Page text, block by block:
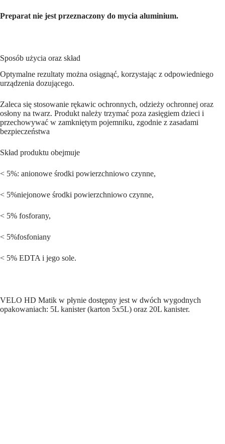
Preparat nie jest przeznaczony do mycia aluminium.
Sposób użycia oraz skład
Optymalne rezultaty można osiągnąć, korzystając z odpowiedniego
urządzenia dozującego.
Zaleca się stosowanie rękawic ochronnych, odzieży ochronnej oraz
osłony na twarz. Produkt należy trzymać poza zasięgiem dzieci i
przechowywać w zamkniętym pojemniku, zgodnie z zasadami
bezpieczeństwa
Skład produktu obejmuje
< 5%: anionowe środki powierzchniowo czynne,
< 5%niejonowe środki powierzchniowo czynne,
< 5% fosforany,
< 5%fosfoniany
< 5% EDTA i jego sole.
VELO HD Matik w płynie dostępny jest w dwóch wygodnych
opakowaniach: 5L kanister (karton 5x5L) oraz 20L kanister.